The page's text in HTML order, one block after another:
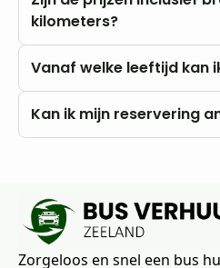
kilometers?
Onze prijzen zijn altijd
eigen rekening.
Vanaf welke leeftijd kan
U kunt al vanaf 18 jaar bij
Kan ik mijn reservering
ons te bespreken.
Zorgeloos en snel een bus